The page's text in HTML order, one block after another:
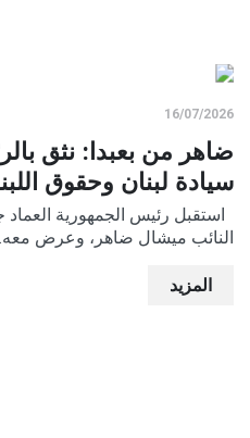
16/07/2026
ضاهر من بعبدا: نثق
سيادة لبنان وحقوق
استقبل رئيس الجمهورية
النائب ميشال ضاهر، وعرض
المزيد